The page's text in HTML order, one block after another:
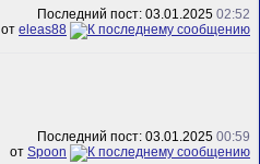
Последний пост: 03.01.2025 02:52
от eleas88
Последний пост: 03.01.2025 00:59
от Spoon